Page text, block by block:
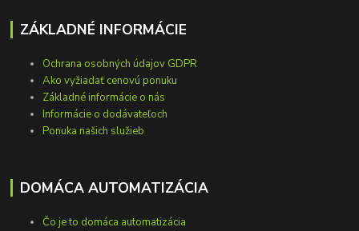
ZÁKLADNÉ INFORMÁCIE
Ochrana osobných údajov GDPR
Ako vyžiadať cenovú ponuku
Základné informácie o nás
Informácie o dodávateľoch
Ponuka našich služieb
DOMÁCA AUTOMATIZÁCIA
Čo je to domáca automatizácia